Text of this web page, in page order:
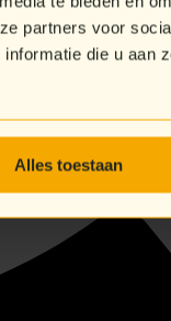
partners voor
die u aan
Alles toestaan